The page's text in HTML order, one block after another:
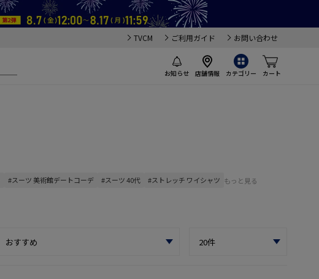
TVCM ご利用ガイド お問い合わせ
お知らせ 店舗情報 カテゴリー カート
#スーツ 美術館デートコーデ #スーツ 40代 #ストレッチ ワイシャツ もっと見る